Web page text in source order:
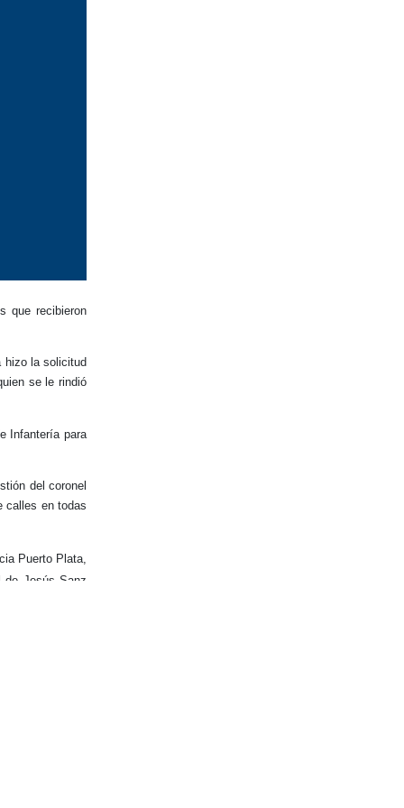
que recibieron
hizo la solicitud
se le rindió
Infantería para
del coronel
calles en todas
Puerto Plata,
de Jesús Sanz